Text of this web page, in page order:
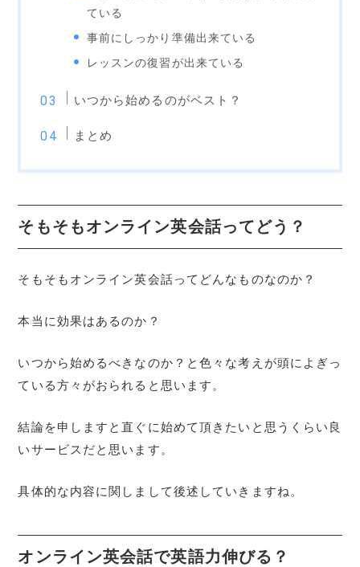
ている
事前にしっかり準備出来ている
レッスンの復習が出来ている
いつから始めるのがベスト？
まとめ
そもそもオンライン英会話ってどう？
そもそもオンライン英会話ってどんなものなのか？
本当に効果はあるのか？
いつから始めるべきなのか？と色々な考えが頭によぎっ
ている方々がおられると思います。
結論を申しますと直ぐに始めて頂きたいと思うくらい良
いサービスだと思います。
具体的な内容に関しまして後述していきますね。
オンライン英会話で英語力伸びる？